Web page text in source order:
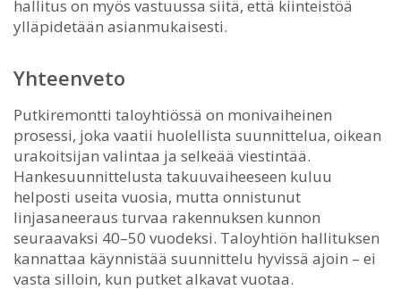
hallitus on myös vastuussa siitä, että kiinteistöä
ylläpidetään asianmukaisesti.
Yhteenveto
Putkiremontti taloyhtiössä on monivaiheinen
prosessi, joka vaatii huolellista suunnittelua, oikean
urakoitsijan valintaa ja selkeää viestintää.
Hankesuunnittelusta takuuvaiheeseen kuluu
helposti useita vuosia, mutta onnistunut
linjasaneeraus turvaa rakennuksen kunnon
seuraavaksi 40–50 vuodeksi. Taloyhtiön hallituksen
kannattaa käynnistää suunnittelu hyvissä ajoin – ei
vasta silloin, kun putket alkavat vuotaa.